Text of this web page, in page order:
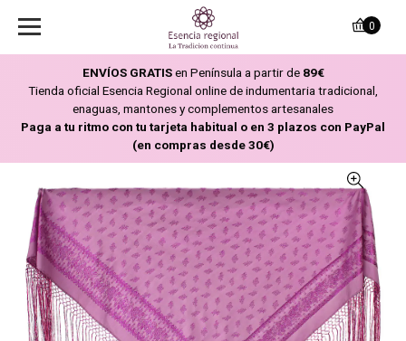
ENVÍOS GRATISen Península a partir de 89€
Tienda oficial Esencia Regional online de indumentaria tradicional,
enaguas, mantones y complementos artesanales
Paga a tu ritmo con tu tarjeta habitual o en 3 plazos con PayPal
(en compras desde 30€)
0